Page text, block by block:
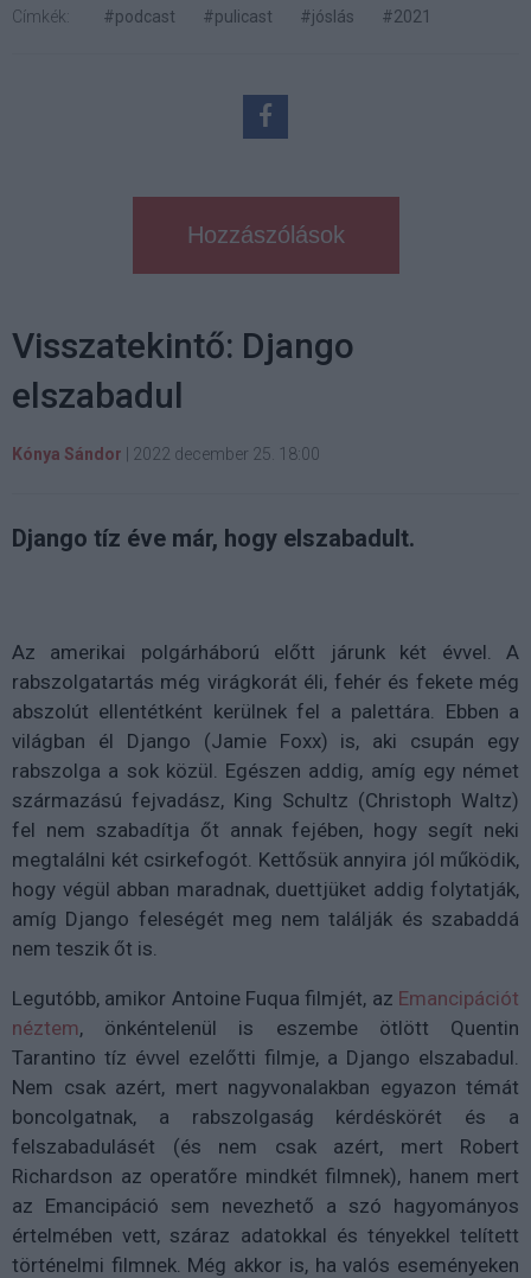
Címkék: #podcast #pulicast #jóslás #2021
Hozzászólások
Visszatekintő: Django
elszabadul
Kónya Sándor 2022 december 25. 18:00
Django tíz éve már, hogy elszabadult.
Az amerikai polgárháború előtt járunk két évvel. A
rabszolgatartás még virágkorát éli, fehér és fekete még
abszolút ellentétként kerülnek fel a palettára. Ebben a
világban él Django (Jamie Foxx) is, aki csupán egy
rabszolga a sok közül. Egészen addig, amíg egy német
származású fejvadász, King Schultz (Christoph Waltz)
fel nem szabadítja őt annak fejében, hogy segít neki
megtalálni két csirkefogót. Kettősük annyira jól működik,
hogy végül abban maradnak, duettjüket addig folytatják,
amíg Django feleségét meg nem találják és szabaddá
nem teszik őt is.
Legutóbb, amikor Antoine Fuqua filmjét, az Emancipációt
néztem, önkéntelenül is eszembe ötlött Quentin
Tarantino tíz évvel ezelőtti filmje, a Django elszabadul.
Nem csak azért, mert nagyvonalakban egyazon témát
boncolgatnak, a rabszolgaság kérdéskörét és a
felszabadulásét (és nem csak azért, mert Robert
Richardson az operatőre mindkét filmnek), hanem mert
az Emancipáció sem nevezhető a szó hagyományos
értelmében vett, száraz adatokkal és tényekkel telített
történelmi filmnek. Még akkor is, ha valós eseményeken